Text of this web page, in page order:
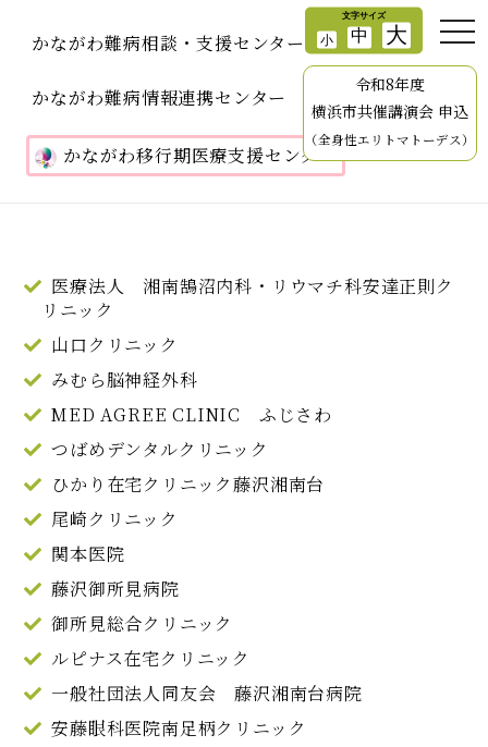
かながわ難病相談・支援センター
かながわ難病情報連携センター
かながわ移行期医療支援センター
令和8年度
横浜市共催講演会 申込
（全身性エリトマトーデス）
医療法人 湘南鵠沼内科・リウマチ科安達正則ク
リニック
山口クリニック
みむら脳神経外科
MED AGREE CLINIC ふじさわ
つばめデンタルクリニック
ひかり在宅クリニック藤沢湘南台
尾崎クリニック
関本医院
藤沢御所見病院
御所見総合クリニック
ルピナス在宅クリニック
一般社団法人同友会 藤沢湘南台病院
安藤眼科医院南足柄クリニック